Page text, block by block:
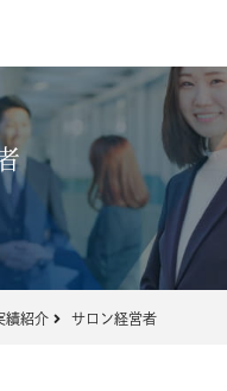
績紹介 サロン経営者